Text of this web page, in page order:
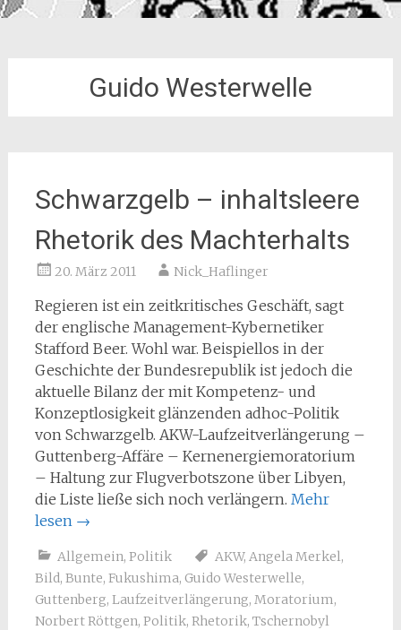
Guido Westerwelle
Schwarzgelb – inhaltsleere
Rhetorik des Machterhalts
20. März 2011 Nick_Haflinger
Regieren ist ein zeitkritisches Geschäft, sagt
der englische Management-Kybernetiker
Stafford Beer. Wohl war. Beispiellos in der
Geschichte der Bundesrepublik ist jedoch die
aktuelle Bilanz der mit Kompetenz- und
Konzeptlosigkeit glänzenden adhoc-Politik
von Schwarzgelb. AKW-Laufzeitverlängerung –
Guttenberg-Affäre – Kernenergiemoratorium
– Haltung zur Flugverbotszone über Libyen,
die Liste ließe sich noch verlängern. Mehr
lesen →
Allgemein, Politik AKW, Angela Merkel,
Bild, Bunte, Fukushima, Guido Westerwelle,
Guttenberg, Laufzeitverlängerung, Moratorium,
Norbert Röttgen, Politik, Rhetorik, Tschernobyl